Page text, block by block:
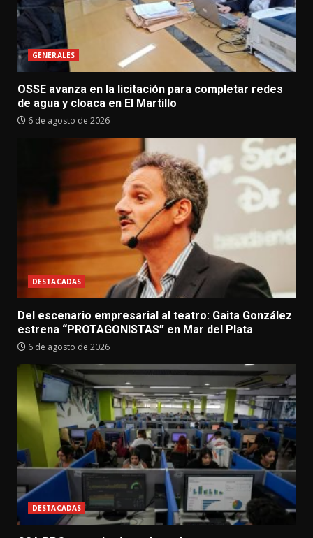
GENERALES
OSSE avanza en la licitación para completar redes
de agua y cloaca en El Martillo
6 de agosto de 2026
DESTACADAS
Del escenario empresarial al teatro: Gaita González
estrena “PROTAGONISTAS” en Mar del Plata
6 de agosto de 2026
DESTACADAS